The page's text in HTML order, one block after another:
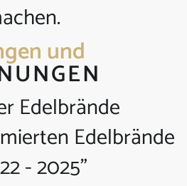
und
Edelbrände
Edelbrände
- 2025"